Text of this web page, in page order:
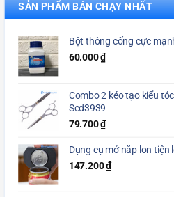
SẢN PHẨM BÁN CHẠY NHẤT
Bột thông cống cực
60.000₫
Combo 2 kéo tạo kiểu
Scd3939
79.700₫
Dụng cụ mở nắp lon tiện
147.200₫